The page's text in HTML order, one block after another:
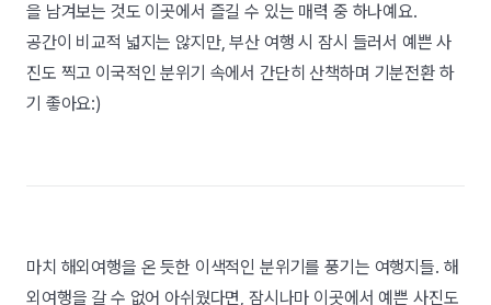
을 남겨보는 것도 이곳에서 즐길 수 있는 매력 중 하나예요.
공간이 비교적 넓지는 않지만, 부산 여행 시 잠시 들러서 예쁜 사
진도 찍고 이국적인 분위기 속에서 간단히 산책하며 기분전환 하
기 좋아요:)
마치 해외여행을 온 듯한 이색적인 분위기를 풍기는 여행지들. 해
외여행을 갈 수 없어 아쉬웠다면, 잠시나마 이곳에서 예쁜 사진도